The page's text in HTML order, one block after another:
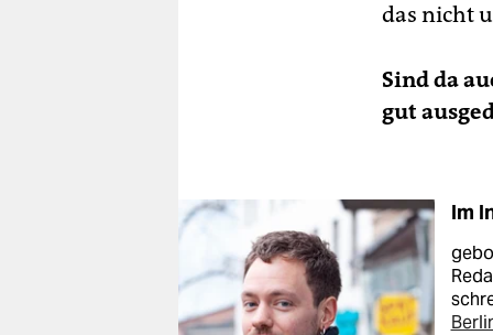
das nicht
Sind da
gut
Im